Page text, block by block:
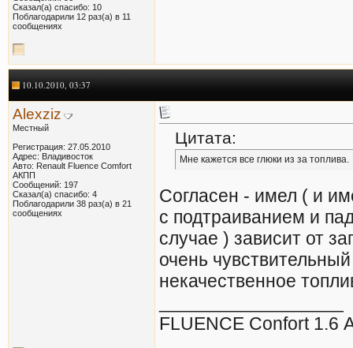
Сказал(а) спасибо: 10
Поблагодарили 12 раз(а) в 11
сообщениях
10.10.2010, 03:37
Alexziz
Местный
Регистрация: 27.05.2010
Адрес: Владивосток
Авто: Renault Fluence Comfort
АКПП
Сообщений: 197
Сказал(а) спасибо: 4
Поблагодарили 38 раз(а) в 21
сообщениях
Цитата:
Мне кажется все глюки из за топлива.
Согласен - имел ( и
с подтраиванием и
случае ) зависит от
очень
некачественное
FLUENCE Confort 1.6